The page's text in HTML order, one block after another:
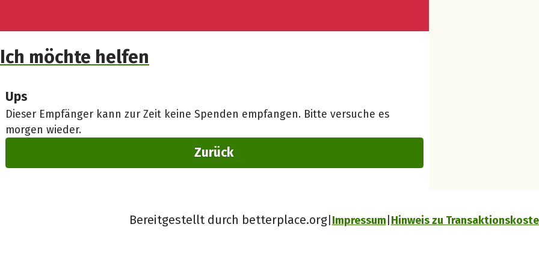
Ich möchte helfen
Ups
Dieser Empfänger kann zur Zeit keine Spenden empfangen. Bitte versuche es
morgen wieder.
Zurück
Bereitgestellt durch betterplace.org Impressum Hinweis zu